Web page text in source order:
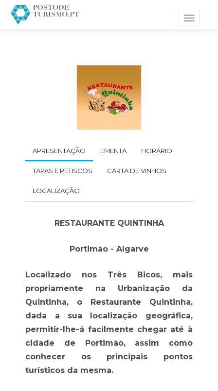
Toggle
APRESENTAÇÃO EMENTA HORÁRIO
TAPAS E PETISCOS CARTA DE VINHOS
LOCALIZAÇÃO
RESTAURANTE QUINTINHA
Portimão - Algarve
Localizado nos Três Bicos, mais
propriamente na Urbanização da
Quintinha, o Restaurante Quintinha,
dada a sua localização geográfica,
permitir-lhe-á facilmente chegar até à
cidade de Portimão, assim como
conhecer os principais pontos
turísticos da mesma.